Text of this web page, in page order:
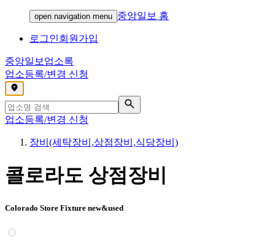
open navigation menu 중앙일보 홈
로그인회원가입
중앙일보 업소록
업소등록/변경 신청
,
업소등록/변경 신청
장비(세탁장비,상점장비,식당장비)
콜로라도 상점장비
Colorado Store Fixture new&used